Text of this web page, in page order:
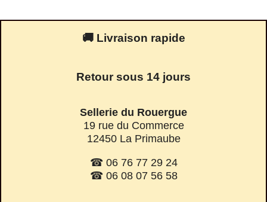
🚚 Livraison rapide
Retour sous 14 jours
Sellerie du Rouergue
19 rue du Commerce
12450 La Primaube
☎ 06 76 77 29 24
☎ 06 08 07 56 58